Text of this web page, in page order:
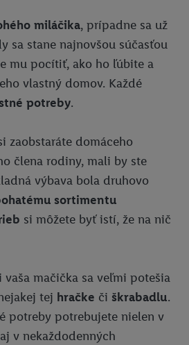
miláčika, prípadne sa už
sa stane najnovšou súčasťou
mu pocítiť, ako ho ľúbite a
vlastný domov. Každé
potreby.
zaobstaráte domáceho
člena rodiny, mali by ste
výbava bola druhovo
sortimentu
si môžete byť istí, že na nič
vaša mačička sa veľmi potešia
tej hračke či škrabadlu.
potreby potrebujete nielen v
v nekaždodenných